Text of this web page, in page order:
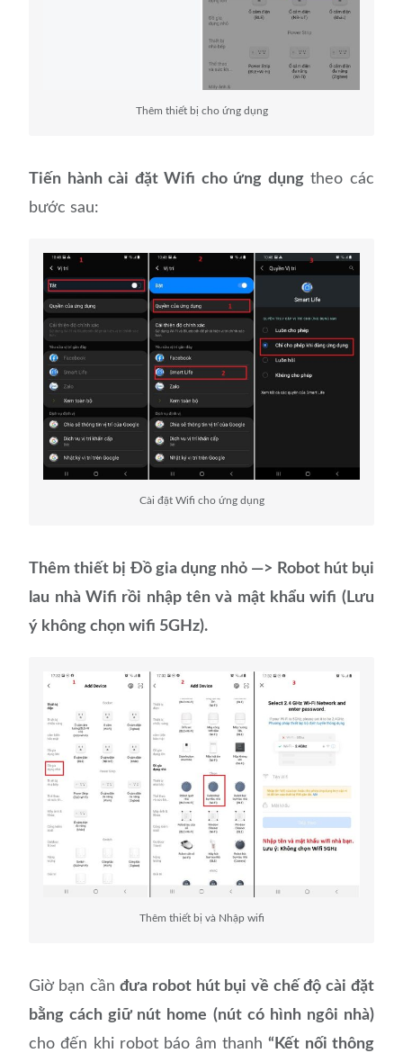
Thêm thiết bị cho ứng dụng
Tiến hành cài đặt Wifi cho ứng dụngtheo các
bước sau:
Cài đặt Wifi cho ứng dụng
Thêm thiết bị Đồ gia dụng nhỏ —> Robot hút bụi
lau nhà Wifi rồi nhập tên và mật khẩu wifi (Lưu
ý không chọn wifi 5GHz).
Thêm thiết bị và Nhập wifi
Giờ bạn cầnđưa robot hút bụi về chế độ cài đặt
bằng cách giữ nút home (nút có hình ngôi nhà)
cho đến khi robot báo âm thanh“Kết nối thông